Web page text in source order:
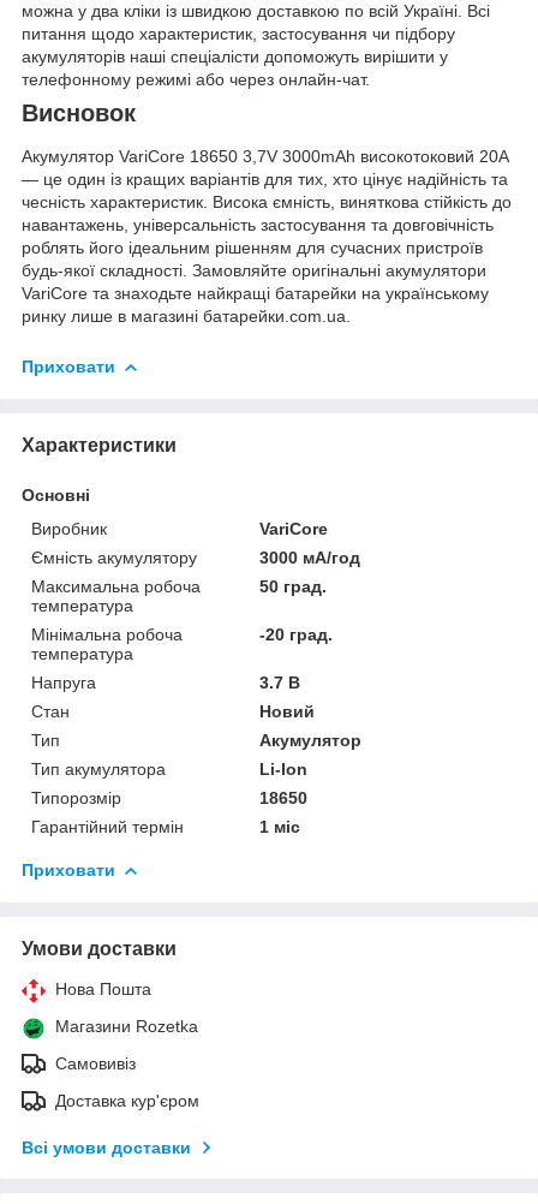
можна у два кліки із швидкою доставкою по всій Україні. Всі
питання щодо характеристик, застосування чи підбору
акумуляторів наші спеціалісти допоможуть вирішити у
телефонному режимі або через онлайн-чат.
Висновок
Акумулятор VariCore 18650 3,7V 3000mAh високотоковий 20A
— це один із кращих варіантів для тих, хто цінує надійність та
чесність характеристик. Висока ємність, виняткова стійкість до
навантажень, універсальність застосування та довговічність
роблять його ідеальним рішенням для сучасних пристроїв
будь-якої складності. Замовляйте оригінальні акумулятори
VariCore та знаходьте найкращі батарейки на українському
ринку лише в магазині батарейки.com.ua
Приховати
Характеристики
Основні
Виробник
VariCore
Ємність акумулятору
3000 мА/год
Максимальна робоча
температура
50 град.
Мінімальна робоча
температура
-20 град.
Напруга
3.7 В
Стан
Новий
Тип
Акумулятор
Тип акумулятора
Li-Ion
Типорозмір
18650
Гарантійний термін
1 міс
Приховати
Умови доставки
Нова Пошта
Магазини Rozetka
Самовивіз
Доставка кур'єром
Всі умови доставки